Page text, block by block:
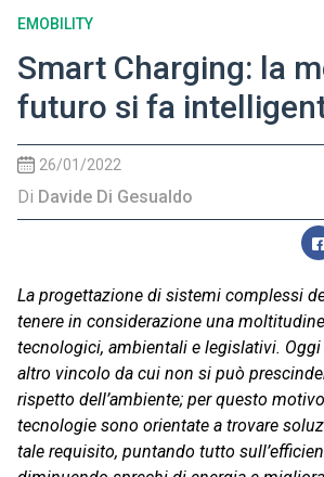
EMOBILITY
Smart Charging: la
futuro si fa
26/01/2022
Di Davide Di Gesualdo
La progettazione di sistemi complessi
tenere in considerazione una
tecnologici, ambientali e legislativi.
altro vincolo da cui non si può
rispetto dell’ambiente; per questo
tecnologie sono orientate a trovare
tale requisito, puntando tutto